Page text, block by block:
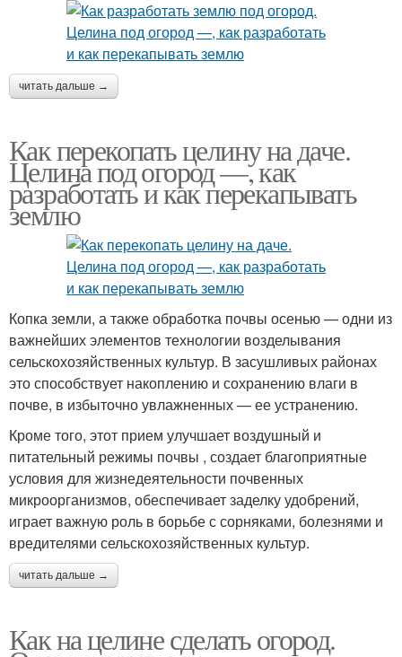
читать дальше →
Как перекопать целину на даче.
Целина под огород —, как
разработать и как перекапывать
землю
Копка земли, а также обработка почвы осенью — одни из
важнейших элементов технологии возделывания
сельскохозяйственных культур. В засушливых районах
это способствует накоплению и сохранению влаги в
почве, в избыточно увлажненных — ее устранению.
Кроме того, этот прием улучшает воздушный и
питательный режимы почвы , создает благоприятные
условия для жизнедеятельности почвенных
микроорганизмов, обеспечивает заделку удобрений,
играет важную роль в борьбе с сорняками, болезнями и
вредителями сельскохозяйственных культур.
читать дальше →
Как на целине сделать огород.